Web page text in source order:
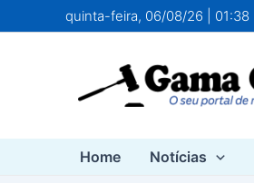
para
quinta-feira, 06/08/26 | 01:38
Home Notícias